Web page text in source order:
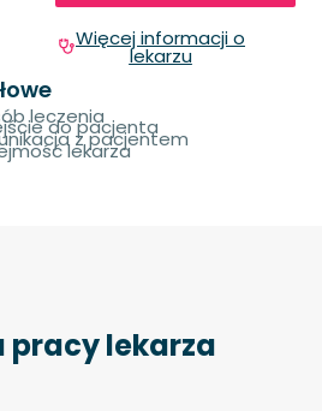
Więcej informacji o
lekarzu
leczenia
do pacjenta
z pacjentem
lekarza
pracy lekarza